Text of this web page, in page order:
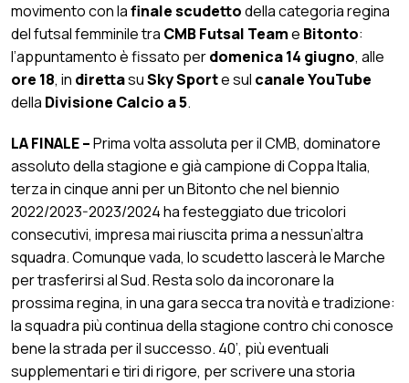
movimento con lafinale scudettodella categoria regina
del futsal femminile tra CMB Futsal Teame Bitonto:
l’appuntamento è fissato perdomenica 14 giugno, alle
ore 18, in direttasuSky Sporte sul canale YouTube
della Divisione Calcio a 5.
LA FINALE –Prima volta assoluta per il CMB, dominatore
assoluto della stagione e già campione di Coppa Italia,
terza in cinque anni per un Bitonto che nel biennio
2022/2023-2023/2024 ha festeggiato due tricolori
consecutivi, impresa mai riuscita prima a nessun’altra
squadra. Comunque vada, lo scudetto lascerà le Marche
per trasferirsi al Sud. Resta solo da incoronare la
prossima regina, in una gara secca tra novità e tradizione:
la squadra più continua della stagione contro chi conosce
bene la strada per il successo. 40’, più eventuali
supplementari e tiri di rigore, per scrivere una storia